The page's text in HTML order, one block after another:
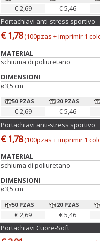
€ 2,69 € 5,46
Portachiavi anti-stress sportivo
€ 1,78(100pzas + imprimir 1
MATERIAL
schiuma di poliuretano
DIMENSIONI
ø3,5 cm
50 PZAS
€ 2,69
20 PZAS
€ 5,46
Portachiavi anti-stress sportivo
€ 1,78(100pzas + imprimir 1
MATERIAL
schiuma di poliuretano
DIMENSIONI
ø3,5 cm
50 PZAS
€ 2,69
20 PZAS
€ 5,46
Portachiavi Cuore-Soft